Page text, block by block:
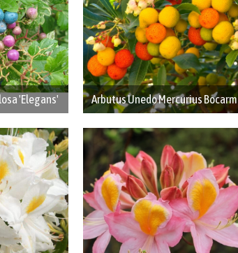
'Elegans' Arbutus Unedo Mercurius Bocarm